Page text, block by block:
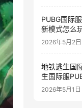
PUBG国际
新模式怎么
2026年5月2日
地铁逃生国
生国际服
2026年5月1日